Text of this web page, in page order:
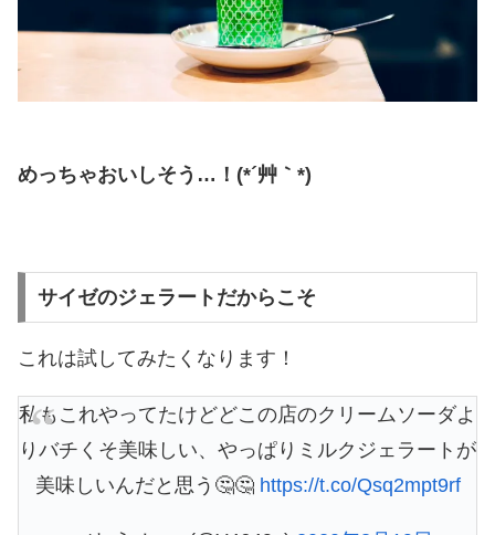
めっちゃおいしそう…！(*´艸｀*)
サイゼのジェラートだからこそ
これは試してみたくなります！
私もこれやってたけどどこの店のクリームソーダよ
りバチくそ美味しい、やっぱりミルクジェラートが
美味しいんだと思う🤔🤔 https://t.co/Qsq2mpt9rf